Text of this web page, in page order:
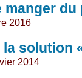
manger
2016
solution
2014